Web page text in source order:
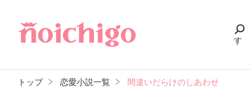
す
トップ 恋愛小説一覧 間違いだらけのしあわせ